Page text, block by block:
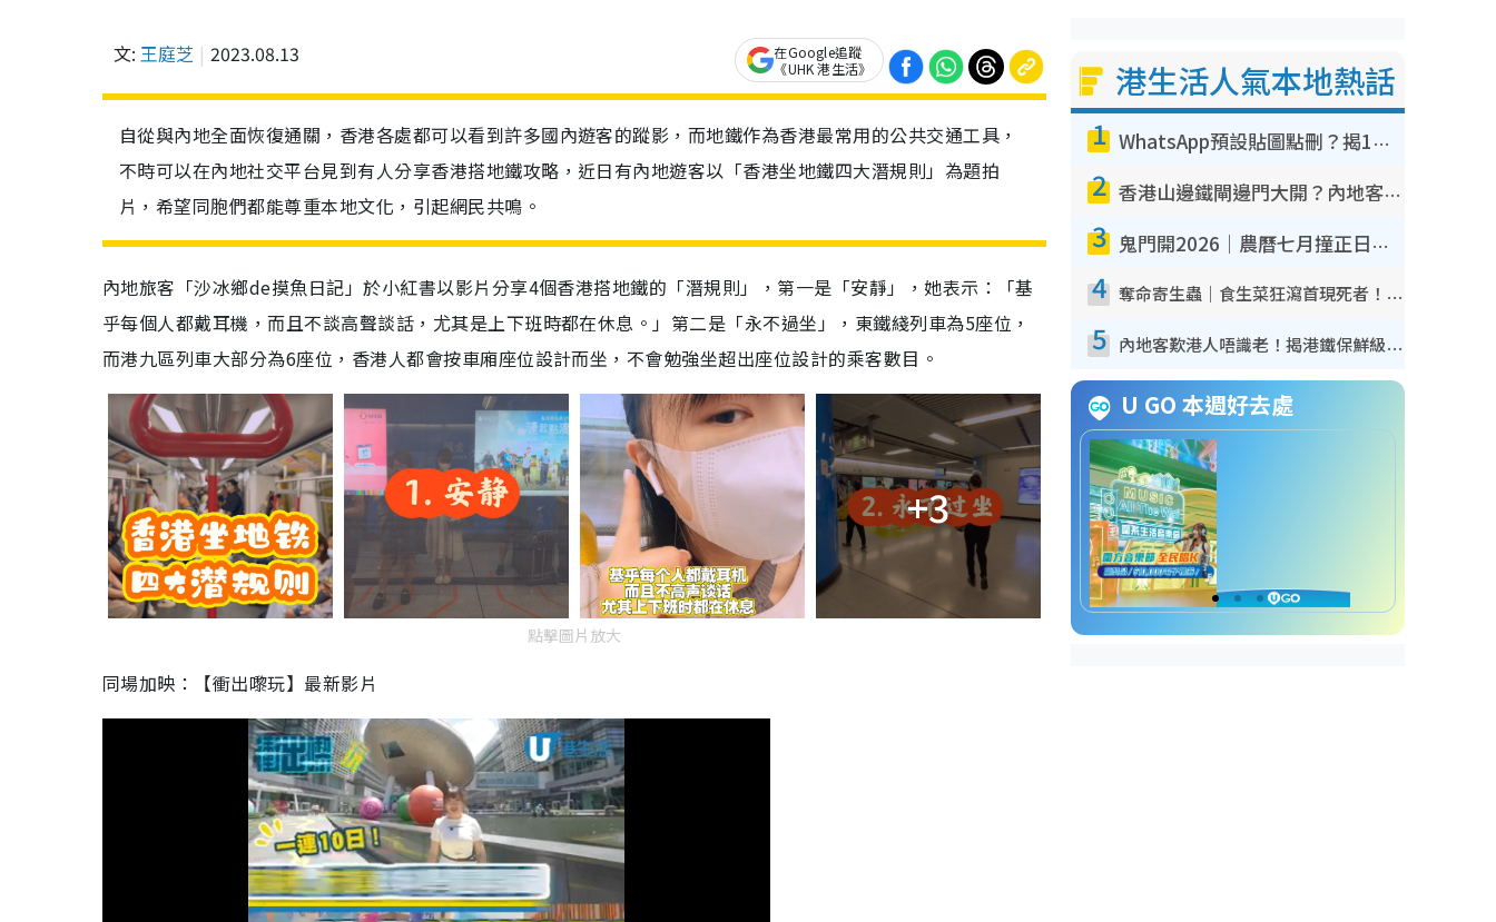
文: 王庭芝 2023.08.13
在Google追蹤
《UHK 港生活》
自從與內地全面恢復通關，香港各處都可以看到許多國內遊客的蹤影，而地鐵作為香港最常用的公共交通工具，
不時可以在內地社交平台見到有人分享香港搭地鐵攻略，近日有內地遊客以「香港坐地鐵四大潛規則」為題拍
片，希望同胞們都能尊重本地文化，引起網民共鳴。
內地旅客「沙冰鄉de摸魚日記」於小紅書以影片分享4個香港搭地鐵的「潛規則」，第一是「安靜」，她表示：「基
乎每個人都戴耳機，而且不談高聲談話，尤其是上下班時都在休息。」第二是「永不過坐」，東鐵綫列車為5座位，
而港九區列車大部分為6座位，香港人都會按車廂座位設計而坐，不會勉強坐超出座位設計的乘客數目。
+3
點擊圖片放大
同場加映：【衝出嚟玩】最新影片
港生活人氣本地熱話
1 WhatsApp預設貼圖點刪？揭1招「反向操作」還原簡潔介面 附3步實測教學
2 香港山邊鐵閘邊門大開？內地客困惑意義何在！網民神回覆：呢種叫法理性防禦
3 鬼門開2026｜農曆七月撞正日全食特別邪？專家警告切忌做一事！揭4大禁忌+2招保平安
4 奪命寄生蟲｜食生菜狂瀉首現死者！疫潮惡化錄1.8萬宗病例 揭洗菜3大謬誤
5 內地客歎港人唔識老！揭港鐵保鮮級冷氣 港人求放過：咪投訴
U GO 本週好去處